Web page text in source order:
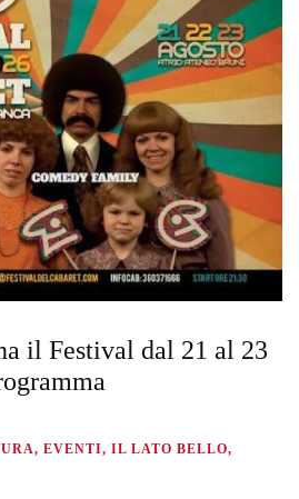
il Festival dal 21 al 23
EVENTI, IL LATO BELLO,